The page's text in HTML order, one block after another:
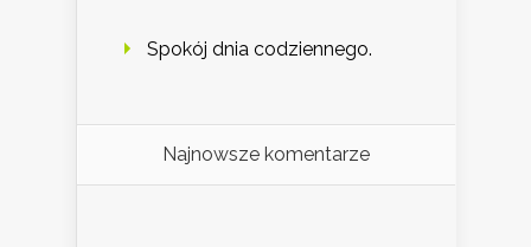
Spokój dnia codziennego.
Najnowsze komentarze